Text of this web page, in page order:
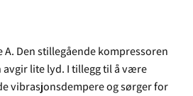
Den stillegående kompressoren
lite lyd. I tillegg til å være
vibrasjonsdempere og sørger for